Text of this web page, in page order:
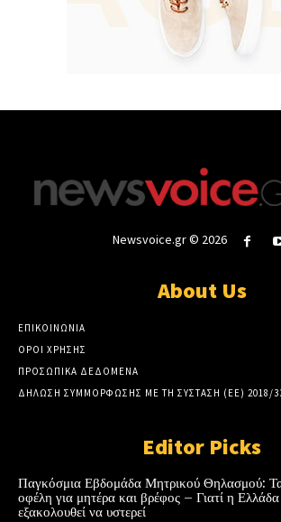
Newsvoice.gr © 2026
About Us
ΕΠΙΚΟΙΝΩΝΙΑ
ΟΡΟΙ ΧΡΗΣΗΣ
ΠΡΟΣΩΠΙΚΑ ΔΕΔΟΜΕΝΑ
ΔΗΛΩΣΗ ΣΥΜΜΟΡΦΩΣΗΣ ΜΕ ΤΗ ΣΥΣΤΑΣΗ (ΕΕ) 2018/
Editor Picks
Παγκόσμια Εβδομάδα Μητρικού Θηλασμού:
οφέλη για μητέρα και βρέφος – Γιατί η Ελλάδα
εξακολουθεί να υστερεί